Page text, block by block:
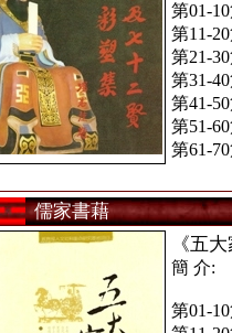
第01-
第11-
第21-
第31-
第41-
第51-
第61-
儒家書藉
《五
簡 介:
第01-